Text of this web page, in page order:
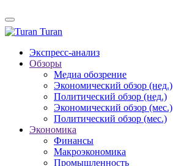
Turan
Экспресс-анализ
Обзоры
Медиа обозрение
Экономический обзор (нед.)
Политический обзор (нед.)
Экономический обзор (мес.)
Политический обзор (мес.)
Экономика
Финансы
Макроэкономика
Промышленность